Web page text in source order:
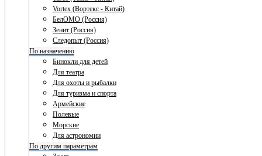
Vortex (Вортекс - Китай)
БелОМО (Россия)
Зенит (Россия)
Следопыт (Россия)
По назначению
Бинокли для детей
Для театра
Для охоты и рыбалки
Для туризма и спорта
Армейские
Полевые
Морские
Для астрономии
По другим параметрам